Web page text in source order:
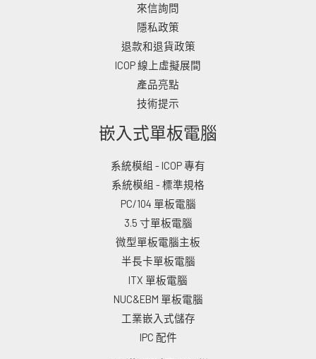
來信詢問
隱私政策
退款和退貨政策
ICOP 線上虛擬展間
產品亮點
技術提示
嵌入式單板電腦
系統模組 - ICOP 專有
系統模組 - 標準規格
PC/104 單板電腦
3.5 寸單板電腦
微型單板電腦主板
半長卡單板電腦
ITX 單板電腦
NUC&EBM 單板電腦
工業嵌入式儲存
IPC 配件